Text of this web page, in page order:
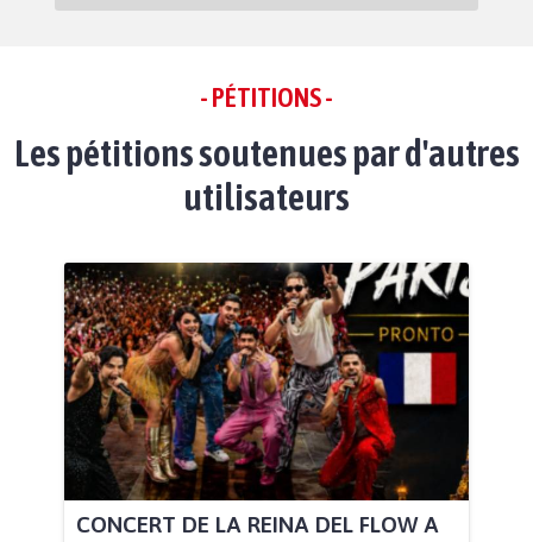
- PÉTITIONS -
Les pétitions soutenues par d'autres
utilisateurs
CONCERT DE LA REINA DEL FLOW A